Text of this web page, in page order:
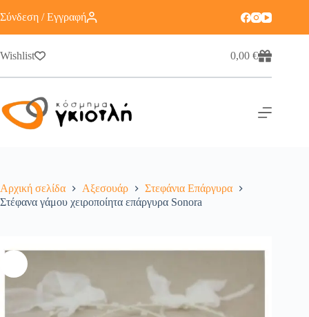
Σύνδεση / Εγγραφή
Wishlist 0,00€
Αρχική σελίδα Αξεσουάρ
Στεφάνια Επάργυρα
Στέφανα γάμου χειροποίητα επάργυρα Sonora